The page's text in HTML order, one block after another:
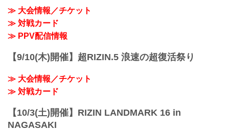
≫ 大会情報／チケット
≫ 対戦カード
≫ PPV配信情報
【9/10(木)開催】超RIZIN.5 浪速の超復活祭り
≫ 大会情報／チケット
≫ 対戦カード
【10/3(土)開催】RIZIN LANDMARK 16 in
NAGASAKI